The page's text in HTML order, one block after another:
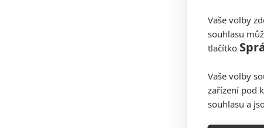
Vaše volby
souhlasu
tlačítko
Vaše volby
zařízení pod
souhlasu a